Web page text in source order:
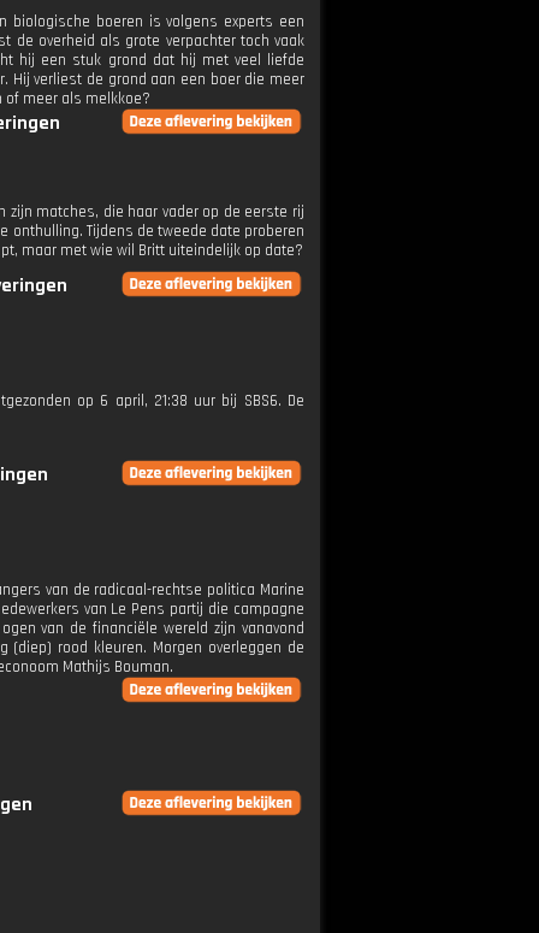
biologische boeren is volgens experts een
de overheid als grote verpachter toch vaak
hij een stuk grond dat hij met veel liefde
Hij verliest de grond aan een boer die meer
of meer als melkkoe?
zijn matches, die haar vader op de eerste rij
onthulling. Tijdens de tweede date proberen
maar met wie wil Britt uiteindelijk op date?
op 6 april, 21:38 uur bij SBS6. De
van de radicaal-rechtse politica Marine
van Le Pens partij die campagne
van de financiële wereld zijn vanavond
rood kleuren. Morgen overleggen de
Mathijs Bouman.